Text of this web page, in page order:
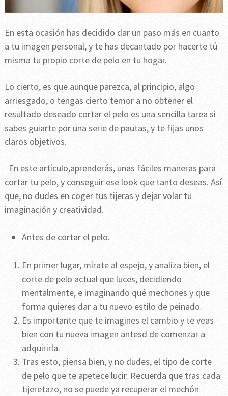
En esta ocasión has decidido dar un paso más en cuanto
a tu imagen personal, y te has decantado por hacerte tú
misma tu propio corte de pelo en tu hogar.
Lo cierto, es que aunque parezca, al principio, algo
arriesgado, o tengas cierto temor a no obtener el
resultado deseado cortar el pelo es una sencilla tarea si
sabes guiarte por una serie de pautas, y te fijas unos
claros objetivos.
En este artículo,aprenderás, unas fáciles maneras para
cortar tu pelo, y conseguir ese look que tanto deseas. Así
que, no dudes en coger tus tijeras y dejar volar tu
imaginación y creatividad.
Antes de cortar el pelo.
En primer lugar, mírate al espejo, y analiza bien, el
corte de pelo actual que luces, decidiendo
mentalmente, e imaginando qué mechones y que
forma quieres dar a tu nuevo estilo de peinado.
Es importante que te imagines el cambio y te veas
bien con tu nueva imagen antesd de comenzar a
adquirirla.
Tras esto, piensa bien, y no dudes, el tipo de corte
de pelo que te apetece lucir. Recuerda que tras cada
tijeretazo, no se puede ya recuperar el mechón